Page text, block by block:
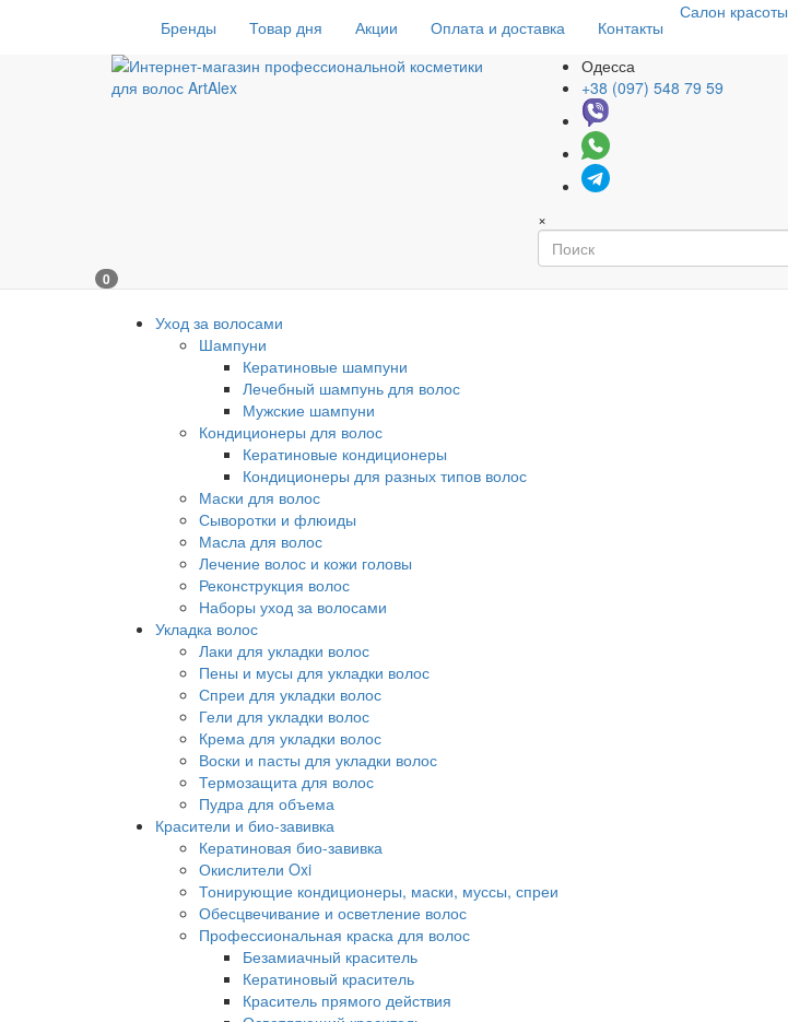
Бренды Товар дня Акции Оплата и доставка Контакты
Салон красоты
Одесса
+38 (097) 548 79 59
×
0
Уход за волосами
Шампуни
Кератиновые шампуни
Лечебный шампунь для волос
Мужские шампуни
Кондиционеры для волос
Кератиновые кондиционеры
Кондиционеры для разных типов волос
Маски для волос
Сыворотки и флюиды
Масла для волос
Лечение волос и кожи головы
Реконструкция волос
Наборы уход за волосами
Укладка волос
Лаки для укладки волос
Пены и мусы для укладки волос
Спреи для укладки волос
Гели для укладки волос
Крема для укладки волос
Воски и пасты для укладки волос
Термозащита для волос
Пудра для объема
Красители и био-завивка
Кератиновая био-завивка
Окислители Oxi
Тонирующие кондиционеры, маски, муссы, спреи
Обесцвечивание и осветление волос
Профессиональная краска для волос
Безамиачный краситель
Кератиновый краситель
Краситель прямого действия